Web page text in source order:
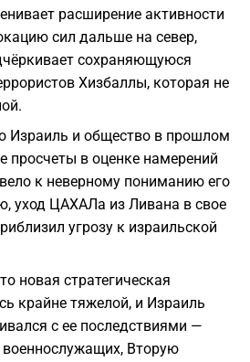
расширение активности
сил дальше на север,
сохраняющуюся
Хизбаллы, которая не
Израиль и общество в прошлом
просчеты в оценке намерений
к неверному пониманию его
уход ЦАХАЛа из Ливана в свое
угрозу к израильской
новая стратегическая
крайне тяжелой, и Израиль
с ее последствиями —
Вторую